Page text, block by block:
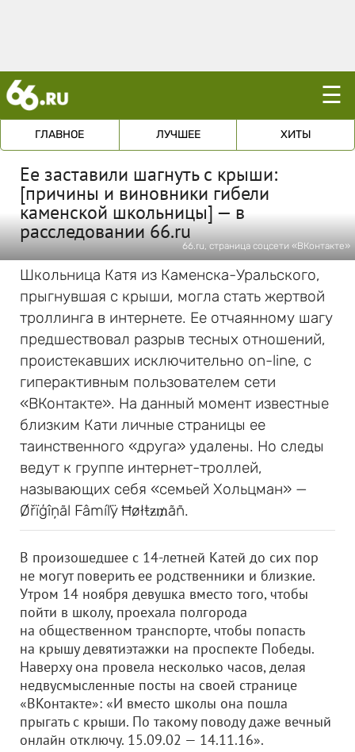
☰
ГЛАВНОЕ ЛУЧШЕЕ ХИТЫ
Ее заставили шагнуть с крыши:
[причины и виновники гибели
каменской школьницы] — в
расследовании 66.ru
66.ru, страница соцсети «ВКонтакте»
Школьница Катя из Каменска-Уральского,
прыгнувшая с крыши, могла стать жертвой
троллинга в интернете. Ее отчаянному шагу
предшествовал разрыв тесных отношений,
проистекавших исключительно on-line, с
гиперактивным пользователем сети
«ВКонтакте». На данный момент известные
близким Кати личные страницы ее
таинственного «друга» удалены. Но следы
ведут к группе интернет-троллей,
называющих себя «семьей Хольцман» —
Øřïģîņãl Fâmíľÿ Ħøłŧƶ₥ãñ.
В произошедшее с 14-летней Катей до сих пор
не могут поверить ее родственники и близкие.
Утром 14 ноября девушка вместо того, чтобы
пойти в школу, проехала полгорода
на общественном транспорте, чтобы попасть
на крышу девятиэтажки на проспекте Победы.
Наверху она провела несколько часов, делая
недвусмысленные посты на своей странице
«ВКонтакте»: «И вместо школы она пошла
прыгать с крыши. По такому поводу даже вечный
онлайн отключу. 15.09.02 — 14.11.16».